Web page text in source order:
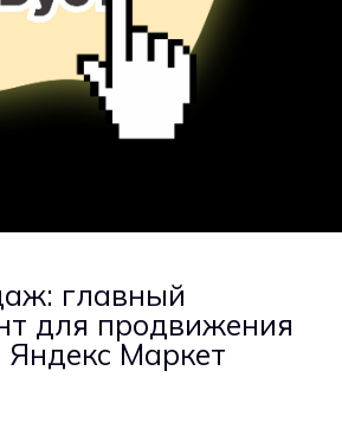
главный
для продвижения
Яндекс Маркет